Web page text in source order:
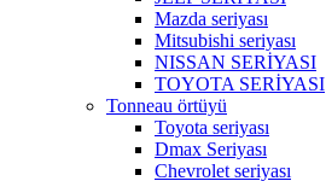
Mazda seriyası
Mitsubishi seriyası
NISSAN SERİYASI
TOYOTA SERİYASI
Tonneau örtüyü
Toyota seriyası
Dmax Seriyası
Chevrolet seriyası